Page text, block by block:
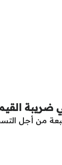
ضريبة
من أجل